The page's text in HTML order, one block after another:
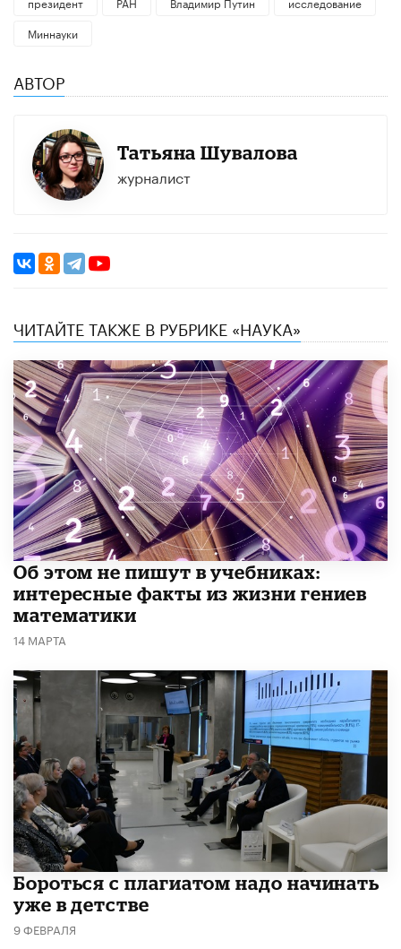
Миннауки
АВТОР
Татьяна Шувалова
журналист
ЧИТАЙТЕ ТАКЖЕ В РУБРИКЕ «НАУКА»
Об этом не пишут в учебниках:
интересные факты из жизни гениев
математики
14 МАРТА
​Бороться с плагиатом надо начинать
уже в детстве
9 ФЕВРАЛЯ